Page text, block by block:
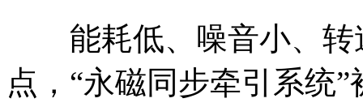
能耗低、噪音小、转
点，“永磁同步牵引系统